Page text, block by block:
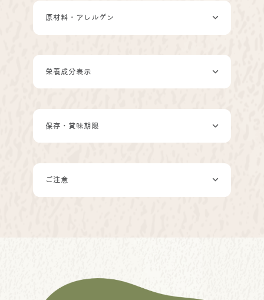
原材料・アレルゲン
栄養成分表示
保存・賞味期限
ご注意